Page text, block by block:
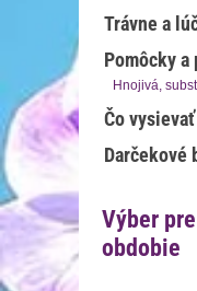
Trávne a
Pomôcky
Hnojivá,
Čo
Darčekové
Výber
obdobie